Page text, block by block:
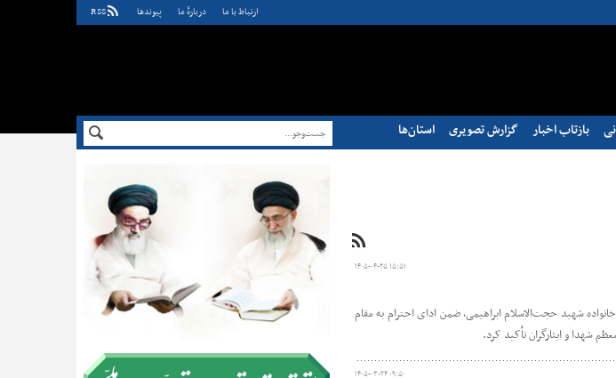
ارتباط با ما دربارهٔ ما پيوندها RSS
بازتاب اخبار گزارش تصویری استان‌ها
۱۴۰۵-۰۴-۲۵ ۱۵:۵۱
شهید حجت‌الاسلام ابراهیمی، ضمن ادای احترام به مقام
شهدا و ایثارگران تأکید کرد.
۱۴۰۵-۰۳-۲۴ ۰۹:۵۰